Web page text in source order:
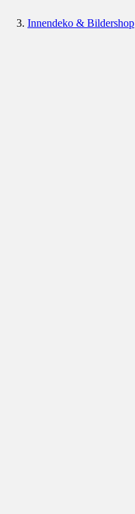
Innendeko & Bildershop